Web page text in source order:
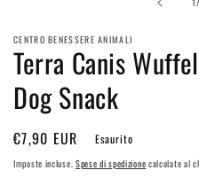
modale
CENTRO BENESSERE ANIMALI
Terra Canis
Dog Snack
Prezzo
di
€7,90 EUR Esaurito
Imposte incluse. Spese di spedizione calcolate al